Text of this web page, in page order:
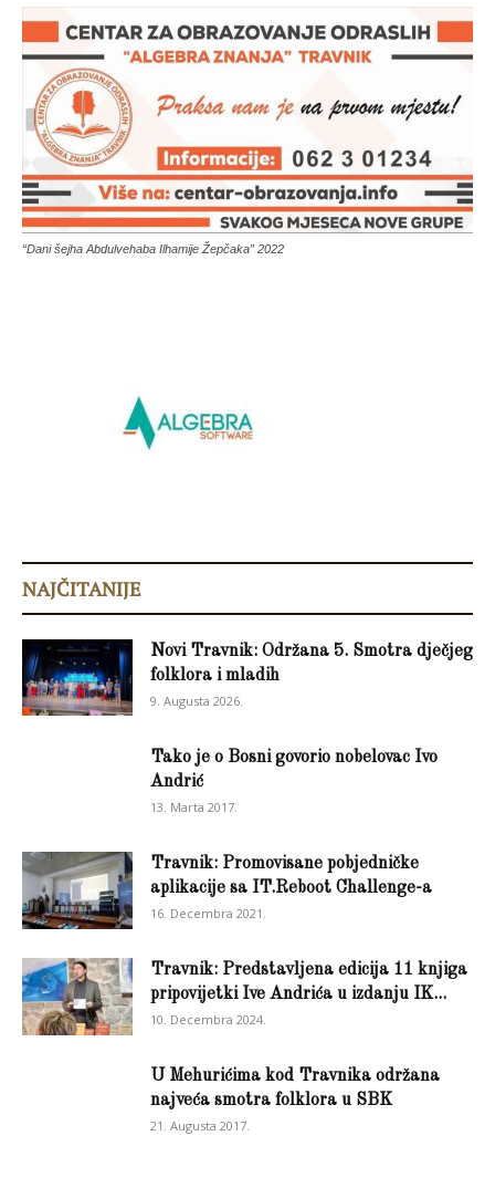
“Dani šejha Abdulvehaba Ilhamije Žepčaka” 2022
NAJČITANIJE
Novi Travnik: Održana 5. Smotra dječjeg
folklora i mladih
9. Augusta 2026.
Tako je o Bosni govorio nobelovac Ivo
Andrić
13. Marta 2017.
Travnik: Promovisane pobjedničke
aplikacije sa IT.Reboot Challenge-a
16. Decembra 2021.
Travnik: Predstavljena edicija 11 knjiga
pripovijetki Ive Andrića u izdanju IK...
10. Decembra 2024.
U Mehurićima kod Travnika održana
najveća smotra folklora u SBK
21. Augusta 2017.